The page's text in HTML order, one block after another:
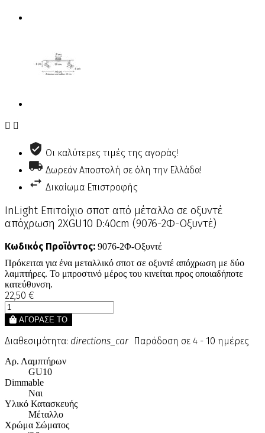
 
Οι καλύτερες τιμές της αγοράς!
Δωρεάν Αποστολή σε όλη την Ελλάδα!
Δικαίωμα Επιστροφής
InLight Επιτοίχιο σποτ από μέταλλο σε οξυντέ
απόχρωση 2XGU10 D:40cm (9076-2Φ-Οξυντέ)
Κωδικός Προϊόντος: 9076-2Φ-Οξυντέ
Πρόκειται για ένα μεταλλικό σποτ σε οξυντέ απόχρωση με δύο
λαμπτήρες. Το μπροστινό μέρος του κινείται προς οποιαδήποτε
κατεύθυνση.
22,50 €
ΑΓΟΡΑΣΕ ΤΟ
Διαθεσιμότητα: directions_car Παράδοση σε 4 - 10 ημέρες
Αρ. Λαμπτήρων
GU10
Dimmable
Ναι
Υλικό Κατασκευής
Μέταλλο
Χρώμα Σώματος